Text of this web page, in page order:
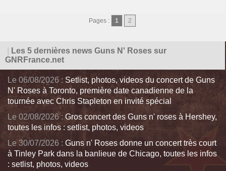
Pages : 1 2
Les 5 dernières news Guns N' Roses sur
GNRFrance.net
Le 06/08/2026 : Setlist, photos, videos du concert de Guns
N' Roses à Toronto, première date canadienne de la
tournée avec Chris Stapleton en invité spécial
Le 02/08/2026 : Gros concert des Guns n' roses à Hershey,
toutes les infos : setlist, photos, videos
Le 30/07/2026 : Guns n' Roses donne un concert très court
à Tinley Park dans la banlieue de Chicago, toutes les infos
: setlist, photos, videos